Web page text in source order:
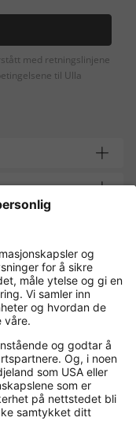
med retningslinjene
til Ulla